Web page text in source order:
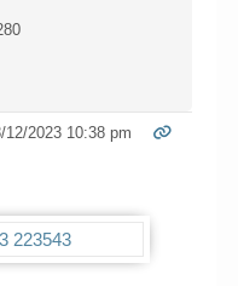
12/2023 10:38 pm